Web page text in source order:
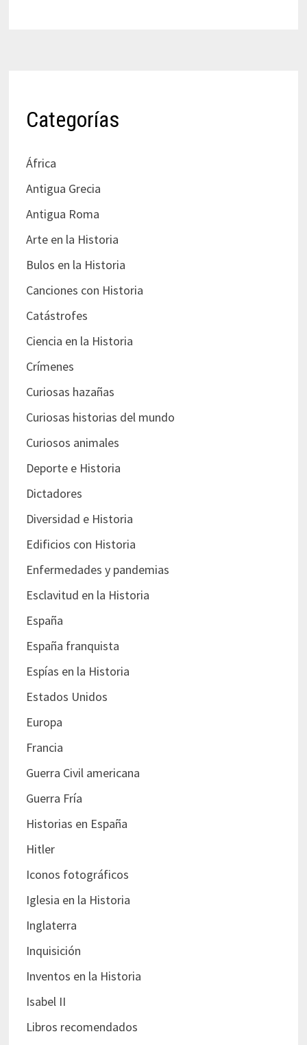
Categorías
África
Antigua Grecia
Antigua Roma
Arte en la Historia
Bulos en la Historia
Canciones con Historia
Catástrofes
Ciencia en la Historia
Crímenes
Curiosas hazañas
Curiosas historias del mundo
Curiosos animales
Deporte e Historia
Dictadores
Diversidad e Historia
Edificios con Historia
Enfermedades y pandemias
Esclavitud en la Historia
España
España franquista
Espías en la Historia
Estados Unidos
Europa
Francia
Guerra Civil americana
Guerra Fría
Historias en España
Hitler
Iconos fotográficos
Iglesia en la Historia
Inglaterra
Inquisición
Inventos en la Historia
Isabel II
Libros recomendados